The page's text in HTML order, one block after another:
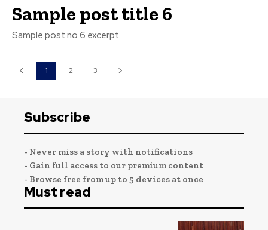
Sample post title 6
Sample post no 6 excerpt.
1 2 3
Subscribe
- Never miss a story with notifications
- Gain full access to our premium content
- Browse free from up to 5 devices at once
Must read